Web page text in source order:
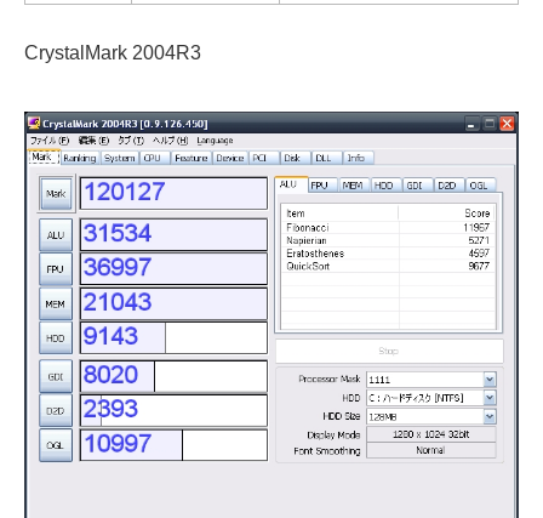
CrystalMark 2004R3